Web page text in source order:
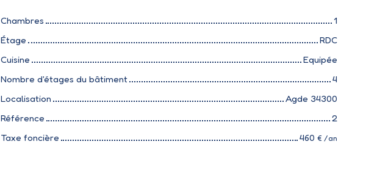
Chambres
1
Étage
RDC
Cuisine
Equipée
Nombre d'étages du bâtiment
4
Localisation
Agde 34300
Référence
2
Taxe foncière
460 € /an